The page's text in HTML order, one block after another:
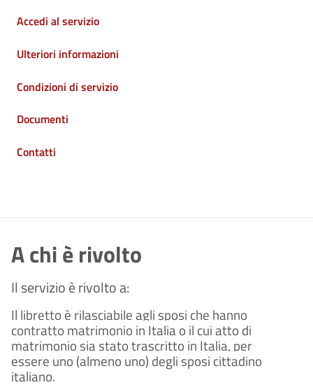
Accedi al servizio
Ulteriori informazioni
Condizioni di servizio
Documenti
Contatti
A chi è rivolto
Il servizio è rivolto a:
Il libretto è rilasciabile agli sposi che hanno
contratto matrimonio in Italia o il cui atto di
matrimonio sia stato trascritto in Italia, per
essere uno (almeno uno) degli sposi cittadino
italiano.